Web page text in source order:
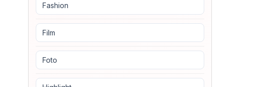
Fashion
Film
Foto